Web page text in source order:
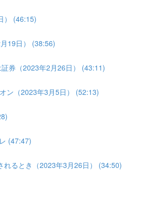
） (46:15)
19日） (38:56)
券（2023年2月26日） (43:11)
ン（2023年3月5日） (52:13)
(47:47)
るとき（2023年3月26日） (34:50)